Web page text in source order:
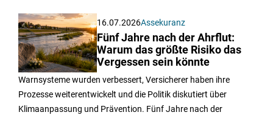
16.07.2026Assekuranz
Fünf Jahre nach der Ahrflut:
Warum das größte Risiko das
Vergessen sein könnte
Warnsysteme wurden verbessert, Versicherer haben ihre
Prozesse weiterentwickelt und die Politik diskutiert über
Klimaanpassung und Prävention. Fünf Jahre nach der